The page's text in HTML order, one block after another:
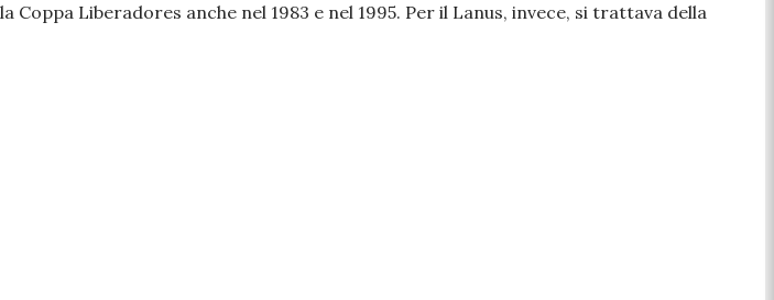
Liberadores anche nel 1983 e nel 1995. Per il Lanus, invece, si trattava della